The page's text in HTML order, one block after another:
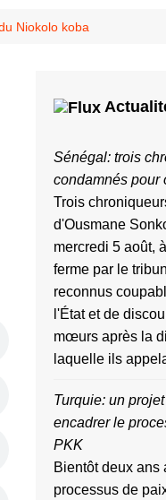
Niokolo koba
Sénégal: trois
condamnés pour
Trois
d'Ousmane
mercredi 5 août,
ferme par le
reconnus
l'État et de
mœurs après la
laquelle ils
Turquie: un
encadrer le
PKK
Bientôt deux ans
processus de